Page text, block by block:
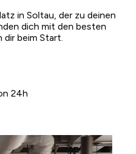
in Soltau, der zu deinen
dich mit den besten
dir beim Start.
24h